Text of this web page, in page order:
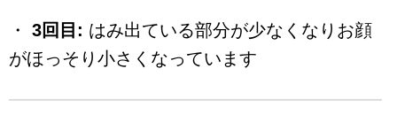
・ 3回目: はみ出ている部分が少なくなりお顔
がほっそり小さくなっています